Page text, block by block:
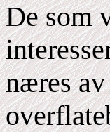
De som
næres